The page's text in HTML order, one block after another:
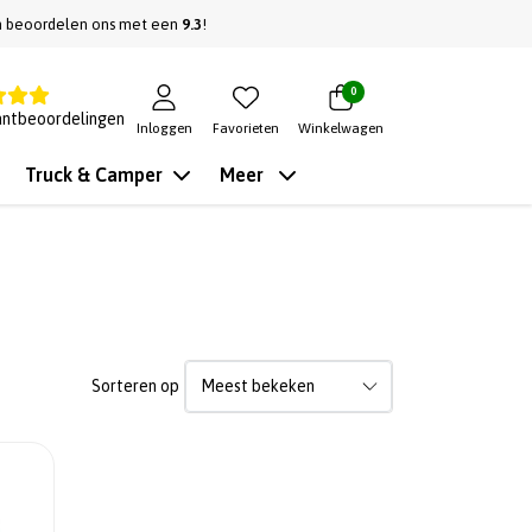
beoordelen ons met een 9.3!
Inloggen Favorieten
0
Winkelwagen
Truck & Camper Meer
Sorteren op